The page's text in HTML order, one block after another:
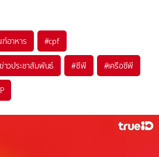
อาหาร #cpf
าวประชาสัมพันธ์ #ซีพี #เครือซีพี